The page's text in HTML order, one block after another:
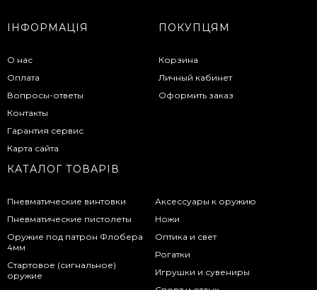
ІНФОРМАЦІЯ
О нас
Оплата
Вопросы-ответы
Контакты
Гарантия сервис
Карта сайта
ПОКУПЦЯМ
Корзина
Личный кабинет
Оформить заказ
КАТАЛОГ ТОВАРІВ
Пневматические винтовки
Пневматические пистолеты
Оружие под патрон Флобера
4мм
Стартовое (сигнальное)
оружие
Аксессуары к оружию
Ножи
Оптика и свет
Рогатки
Игрушки и сувениры